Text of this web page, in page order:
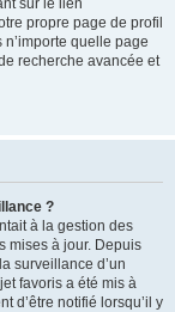
sur le lien
propre page de profil
quelle page
recherche avancée et
?
à la gestion des
mises à jour. Depuis
surveillance d’un
favoris a été mis à
d’être notifié lorsqu’il y